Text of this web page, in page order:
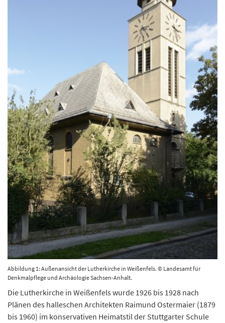
Abbildung 1: Außenansicht der Lutherkirche in Weißenfels. © Landesamt für
Denkmalpflege und Archäologie Sachsen-Anhalt.
Die Lutherkirche in Weißenfels wurde 1926 bis 1928 nach
Plänen des halleschen Architekten Raimund Ostermaier (1879
bis 1960) im konservativen Heimatstil der Stuttgarter Schule